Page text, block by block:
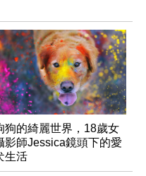
狗的綺麗世界，18歲女
影師Jessica鏡頭下的愛
生活